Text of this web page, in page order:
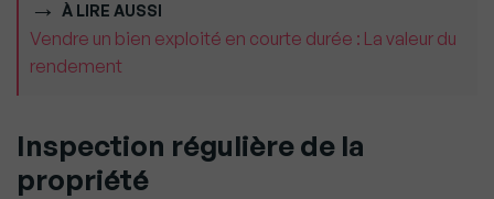
À LIRE AUSSI
Vendre un bien exploité en courte durée : La valeur du
rendement
Inspection régulière de la
propriété